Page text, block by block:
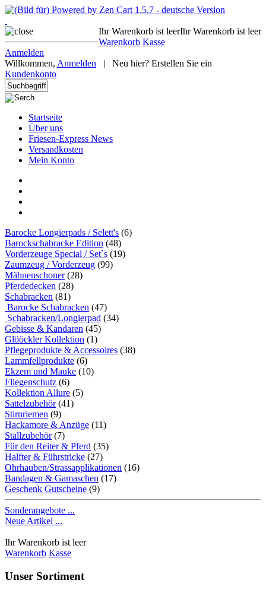
Ihr Warenkorb ist leer
Warenkorb Kasse
Ihr Warenkorb ist leer
Anmelden
Willkommen, Anmelden |
Neu hier? Erstellen Sie ein
Kundenkonto
Startseite
Über uns
Friesen-Express News
Versandkosten
Mein Konto
Barocke Longierpads / Selett's (6)
Barockschabracke Edition (48)
Vorderzeuge Special / Set`s (19)
Zaumzeug / Vorderzeug (99)
Mähnenschoner(28)
Pferdedecken (28)
Schabracken (81)
Barocke Schabracken (47)
Schabracken/Longierpad (34)
Gebisse & Kandaren (45)
Glööckler Kollektion (1)
Pflegeprodukte & Accessoires (38)
Lammfellprodukte (6)
Ekzem und Mauke (10)
Fliegenschutz (6)
Kollektion Allure (5)
Sattelzubehör(41)
Stirnriemen (9)
Hackamore & Anzüge (11)
Stallzubehör(7)
Für den Reiter & Pferd (35)
Halfter & Führstricke (27)
Ohrhauben/Strassapplikationen (16)
Bandagen & Gamaschen (17)
Geschenk Gutscheine (9)
Sonderangebote ...
Neue Artikel ...
Ihr Warenkorb ist leer
Warenkorb Kasse
Unser Sortiment